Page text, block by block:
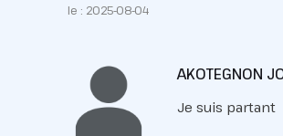
le : 2025-08-04
AKOTEGNON
Je suis partant